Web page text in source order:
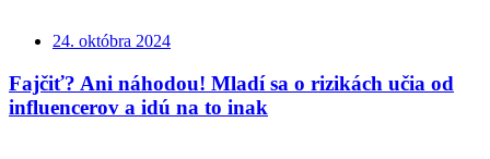
24. októbra 2024
Fajčiť? Ani náhodou! Mladí sa o rizikách učia od
influencerov a idú na to inak